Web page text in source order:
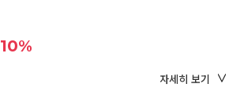
10%
자세히 보기